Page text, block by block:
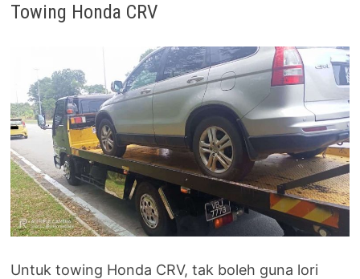
Towing Honda CRV
Untuk towing Honda CRV, tak boleh guna lori